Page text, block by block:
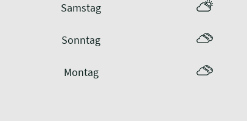
Samstag
Sonntag
Montag